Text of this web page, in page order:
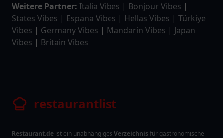
Weitere Partner: Italia Vibes | Bonjour Vibes |
States Vibes | Espana Vibes | Hellas Vibes | Türkiye
Vibes | Germany Vibes | Mandarin Vibes | Japan
Vibes | Britain Vibes
restaurantlist
Restaurant.de ist ein unabhängiges Verzeichnisfür gastronomische